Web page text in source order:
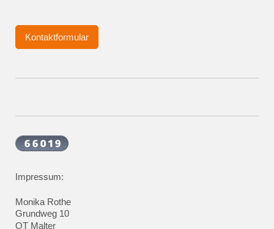
Kontaktformular
Impressum:
Monika Rothe
Grundweg 10
OT Malter